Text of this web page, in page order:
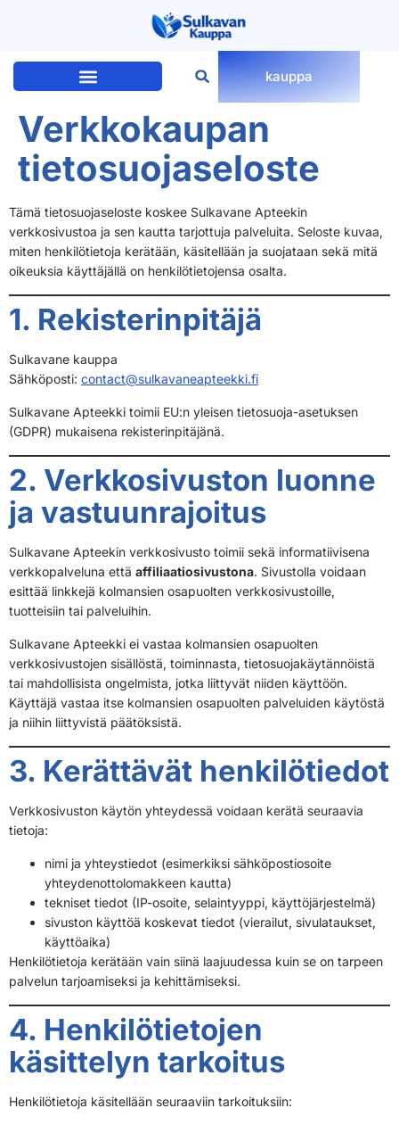
kauppa
Verkkokaupan
tietosuojaseloste
Tämä tietosuojaseloste koskee Sulkavane Apteekin
verkkosivustoa ja sen kautta tarjottuja palveluita. Seloste kuvaa,
miten henkilötietoja kerätään, käsitellään ja suojataan sekä mitä
oikeuksia käyttäjällä on henkilötietojensa osalta.
1. Rekisterinpitäjä
Sulkavane kauppa
Sähköposti: contact@sulkavaneapteekki.fi
Sulkavane Apteekki toimii EU:n yleisen tietosuoja-asetuksen
(GDPR) mukaisena rekisterinpitäjänä.
2. Verkkosivuston luonne
ja vastuunrajoitus
Sulkavane Apteekin verkkosivusto toimii sekä informatiivisena
verkkopalveluna että affiliaatiosivustona. Sivustolla voidaan
esittää linkkejä kolmansien osapuolten verkkosivustoille,
tuotteisiin tai palveluihin.
Sulkavane Apteekki ei vastaa kolmansien osapuolten
verkkosivustojen sisällöstä, toiminnasta, tietosuojakäytännöistä
tai mahdollisista ongelmista, jotka liittyvät niiden käyttöön.
Käyttäjä vastaa itse kolmansien osapuolten palveluiden käytöstä
ja niihin liittyvistä päätöksistä.
3. Kerättävät henkilötiedot
Verkkosivuston käytön yhteydessä voidaan kerätä seuraavia
tietoja:
nimi ja yhteystiedot (esimerkiksi sähköpostiosoite
yhteydenottolomakkeen kautta)
tekniset tiedot (IP-osoite, selaintyyppi, käyttöjärjestelmä)
sivuston käyttöä koskevat tiedot (vierailut, sivulataukset,
käyttöaika)
Henkilötietoja kerätään vain siinä laajuudessa kuin se on tarpeen
palvelun tarjoamiseksi ja kehittämiseksi.
4. Henkilötietojen
käsittelyn tarkoitus
Henkilötietoja käsitellään seuraaviin tarkoituksiin: